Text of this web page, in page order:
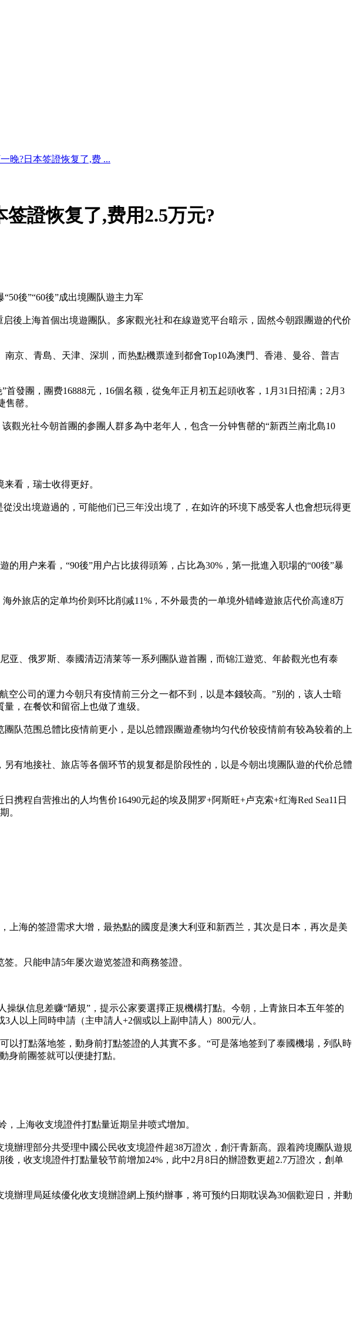
晚?日本签證恢复了,费 ...
證恢复了,费用2.5万元?
後”“60後”成出境團队遊主力军
後上海首個出境遊團队。多家觀光社和在線遊览平台暗示，固然今朝跟團遊的代价
京、青島、天津、深圳，而热點機票達到都會Top10為澳門、香港、曼谷、普吉
發團，團费16888元，16個名额，從兔年正月初五起頭收客，1月31日招满；2月3
罄。
觀光社今朝首團的参團人群多為中老年人，包含一分钟售罄的“新西兰南北島10
看，瑞士收得更好。
没出境遊過的，可能他们已三年没出境了，在如许的环境下感受客人也會想玩得更
的用户来看，“90後”用户占比拔得頭筹，占比為30%，第一批進入职場的“00後”暴
外旅店的定单均价则环比削减11%，不外最贵的一单境外错峰遊旅店代价高達8万
亚、俄罗斯、泰國清迈清莱等一系列團队遊首團，而锦江遊览、年龄觀光也有泰
公司的運力今朝只有疫情前三分之一都不到，以是本錢较高。”别的，该人士暗
，在餐饮和留宿上也做了進级。
队范围总體比疫情前更小，是以总體跟團遊產物均匀代价较疫情前有较為较着的上
有地接社、旅店等各個环节的規复都是阶段性的，以是今朝出境團队遊的代价总體
程自营推出的人均售价16490元起的埃及開罗+阿斯旺+卢克索+红海Red Sea11日
。
上海的签證需求大增，最热點的國度是澳大利亚和新西兰，其次是日本，再次是美
。只能申請5年屡次遊览签證和商務签證。
纵信息差赚“陋規”，提示公家要選擇正規機構打點。今朝，上青旅日本五年签的
人以上同時申請（主申請人+2個或以上副申請人）800元/人。
打點落地签，動身前打點签證的人其實不多。“可是落地签到了泰國機場，列队時
身前團签就可以便捷打點。
上海收支境證件打點量近期呈井喷式增加。
辦理部分共受理中國公民收支境證件超38万證次，創汗青新高。跟着跨境團队遊規
，收支境證件打點量较节前增加24%，此中2月8日的辦證数更超2.7万證次，創单
辦理局延续優化收支境辦證網上预约辦事，将可预约日期耽误為30個歡迎日，并動